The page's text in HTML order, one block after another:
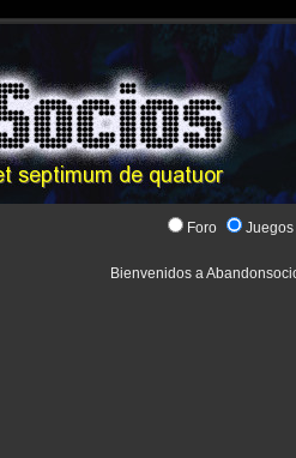
Foro Juegos
Bienvenidos a